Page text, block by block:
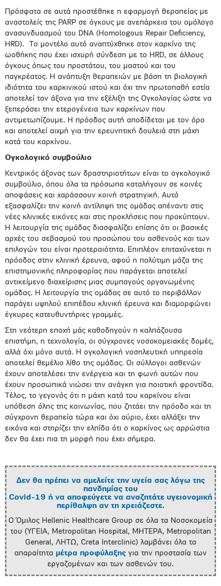
Πρόσφατα σε αυτά προστέθηκε η εφαρμογή θεραπείας με
αναστολείς της PARP σε όγκους με ανεπάρκεια του ομόλογο
ανασυνδυασμού του DNA (Homologous Repair Deficiency,
HRD). Το μοντέλο αυτό αναπτύχθηκε στον καρκίνο της
ωοθήκης που έχει ισχυρή σύνδεση με το HRD, σε άλλους
όγκους όπως του προστάτου, του μαστού και του
παγκρέατος. Η ανάπτυξη θεραπειών με βάση τη βιολογική
ιδιότητα του καρκινικού ιστού και όχι την πρωτοπαθή εστία
αποτελεί τον άξονα για την εξέλιξη της Ογκολογίας ώστε να
ξεπεράσει την ετερογένεια των καρκίνων που
αντιμετωπίζουμε. Η πρόοδος αυτή αποδίδεται με τον όρο
και αποτελεί αιχμή για την ερευνητική δουλειά στη μάχη
κατά του καρκίνου.
Ογκολογικό συµβούλιο
Κεντρικός άξονας των δραστηριοτήτων είναι το ογκολογικό
συµβούλιο, όπου όλα τα πρόσωπα καταλήγουν σε κοινές
αποφάσεις και χαράσσουν κοινή στρατηγική. Αυτό
εξασφαλίζει την κοινή αντίληψη της οµάδας απέναντι στις
νέες κλινικές εικόνες και στις προκλήσεις που προκύπτουν.
Η λειτουργία της οµάδας διασφαλίζει επίσης ότι οι βασικές
αρχές του σεβασµού του προσώπου του ασθενούς και των
επιλογών του είναι προτεραιότητα. Επιπλέον επιταχύνεται η
πρόοδος στην κλινική έρευνα, αφού η πολύτιµη µάζα της
επιστηµονικής πληροφορίας που παράγεται αποτελεί
αντικείµενο διαχείρισης µιας συµπαγούς οργανωµένης
οµάδας. Η λειτουργία της οµάδας σε αυτό το περιβάλλον
παράγει υψηλού επιπέδου κλινική έρευνα και διαµορφώνει
έγκυρες κατευθυντήριες γραµµές.
Στη νεότερη εποχή µάς καθοδηγούν η καλπάζουσα
επιστήµη, η τεχνολογία, οι σύγχρονες νοσοκοµειακές δοµές,
αλλά όχι µόνο αυτά. Η ογκολογική νοσηλευτική υπηρεσία
αποτελεί θεµέλιο λίθο της οµάδας. Οι σύλλογοι ασθενών
έχουν αποτελέσει την ενέργεια και τη φωνή αυτών που
έχουν προσωπικά νιώσει την ανάγκη για ποιοτική φροντίδα.
Τέλος, το γεγονός ότι η µάχη κατά του καρκίνου είναι
υπόθεση όλης της κοινωνίας, που ζητάει την πρόοδο και τη
σύγχρονη θεραπεία τώρα και όχι αύριο, έχει αλλάξει την
εικόνα και στηρίζει την ελπίδα ότι ο καρκίνος ως αρρώστια
δεν θα έχει πια τη µορφή που έχει σήµερα.
Δεν θα πρέπει να αμελείτε την υγεία σας λόγω της
πανδημίας του
Covid-19 ή να αποφεύγετε να αναζητάτε υγειονομική
περίθαλψη αν τη χρειάζεστε.
Ο Όμιλος Hellenic Healthcare Group σε όλα τα Νοσοκομεία
του (ΥΓΕΙΑ, Metropolitan Hospital, ΜΗΤΕΡΑ, Metropolitan
General, ΛΗΤΩ, Creta Interclinic) λαμβάνει όλα τα
απαραίτητα μέτρα προφύλαξης για την προστασία των
εργαζομένων και των ασθενών του.